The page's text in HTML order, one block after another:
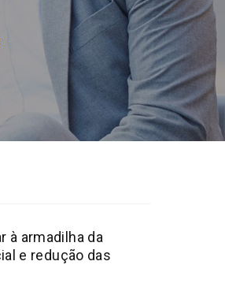
à armadilha da
e redução das